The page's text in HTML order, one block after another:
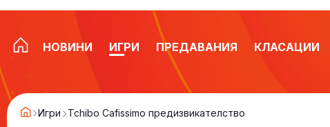
НОВИНИ ИГРИ ПРЕДАВАНИЯ КЛАСАЦИИ
Игри Tchibo Cafissimo предизвикателство